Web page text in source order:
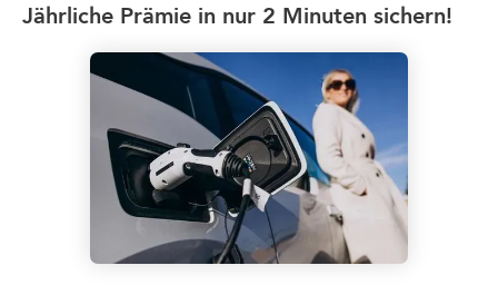
Jährliche Prämie in nur 2 Minuten sichern!